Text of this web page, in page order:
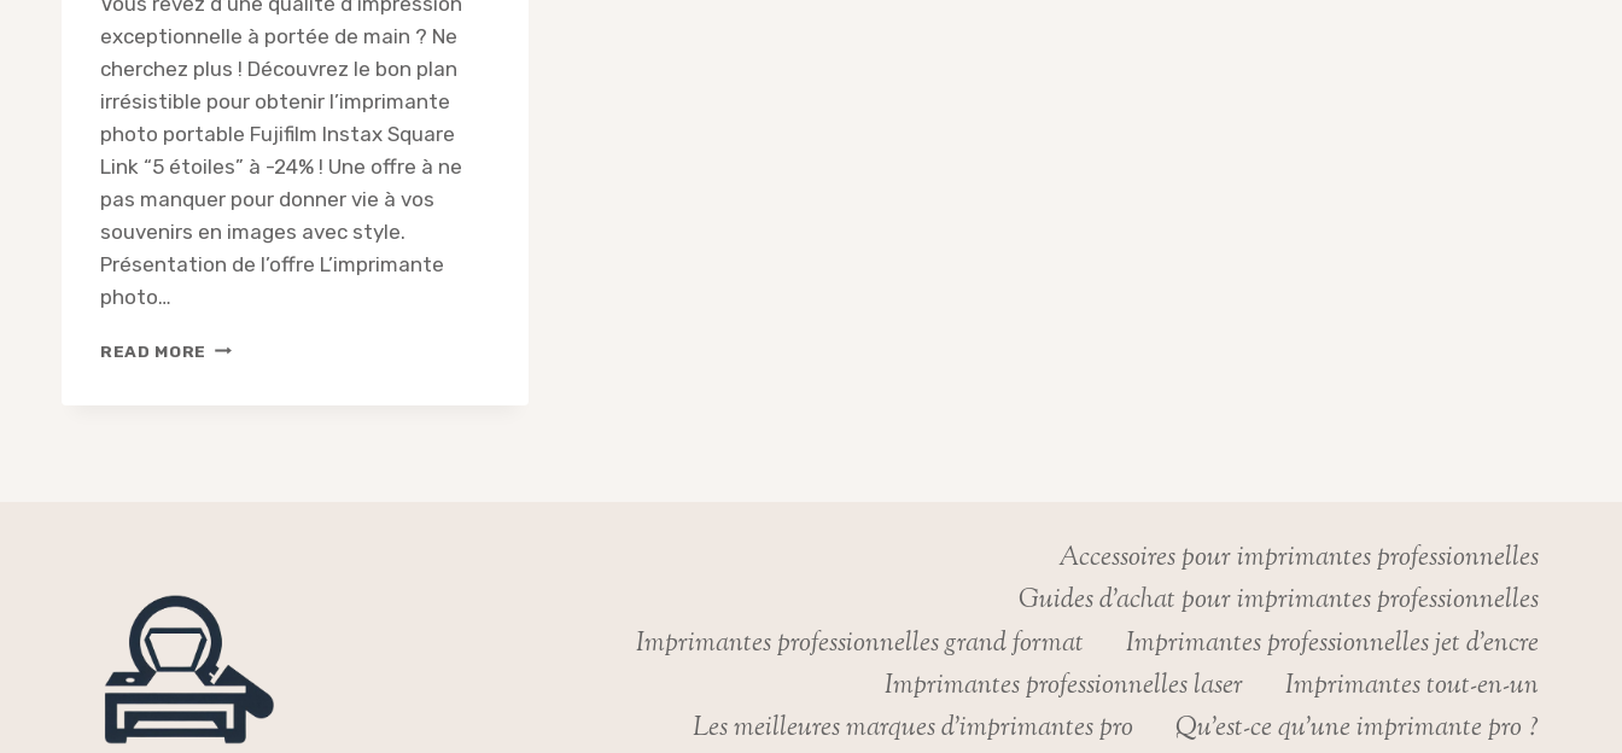
exceptionnelle à portée de main ? Ne
cherchez plus ! Découvrez le bon plan
irrésistible pour obtenir l’imprimante
photo portable Fujifilm Instax Square
Link “5 étoiles” à -24% ! Une offre à ne
pas manquer pour donner vie à vos
souvenirs en images avec style.
Présentation de l’offre L’imprimante
photo…
READ MORE COMMENT
À
-24%
?
DÉCOUVREZ
LE
Accessoires pour imprimantes professionnelles
Guides d’achat pour imprimantes professionnelles
Imprimantes professionnelles grand format
Imprimantes professionnelles jet d’encre
Imprimantes professionnelles laser
Imprimantes tout-en-un
Les meilleures marques d’imprimantes pro
Qu’est-ce qu’une imprimante pro ?